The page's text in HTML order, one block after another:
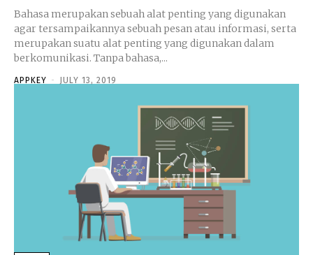
Bahasa merupakan sebuah alat penting yang digunakan
agar tersampaikannya sebuah pesan atau informasi, serta
merupakan suatu alat penting yang digunakan dalam
berkomunikasi. Tanpa bahasa,...
APPKEY - JULY 13, 2019